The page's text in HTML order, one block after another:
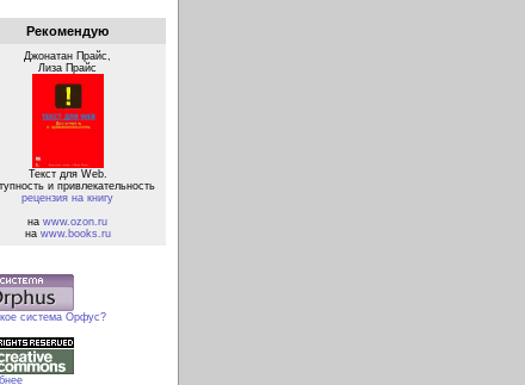
Рекомендую
Джонатан Прайс,
Лиза Прайс
Текст для Web.
и привлекательность
рецензия на книгу
на www.ozon.ru
на www.books.ru
система Орфус?